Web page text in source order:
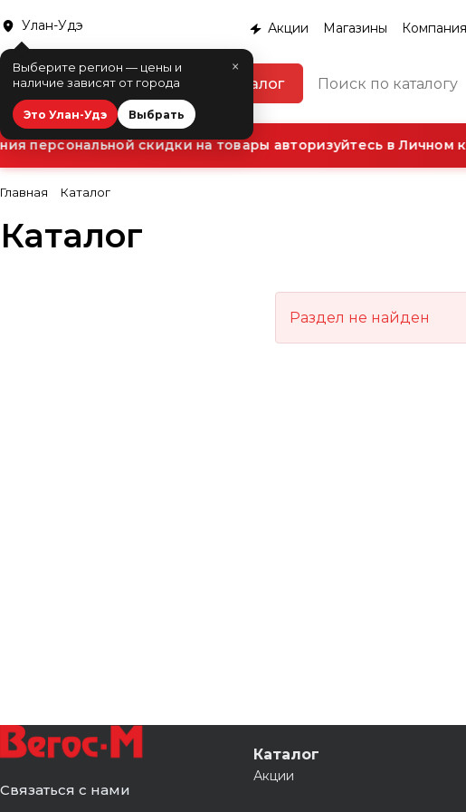
Улан-Удэ
×
Выберите регион — цены и
наличие зависят от города
Это Улан-Удэ Выбрать
Акции Магазины Компания
Каталог
персональной скидки на товары авторизуйтесь в Личном
Главная Каталог
Каталог
Раздел не найден
Связаться с нами
Каталог
Акции